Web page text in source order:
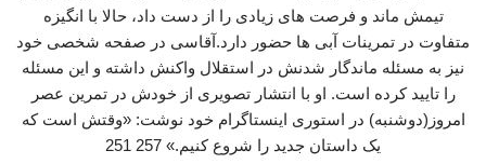
تیمش ماند و فرصت های زیادی را از دست داد، حالا با انگیزه
متفاوت در تمرینات آبی ها حضور دارد.آقاسی در صفحه شخصی خود
نیز به مسئله ماندگار شدنش در استقلال واکنش داشته و این مسئله
را تایید کرده است. او با انتشار تصویری از خودش در تمرین عصر
امروز(دوشنبه) در استوری اینستاگرام خود نوشت: «وقتش است که
یک داستان جدید را شروع کنیم.» 257 251